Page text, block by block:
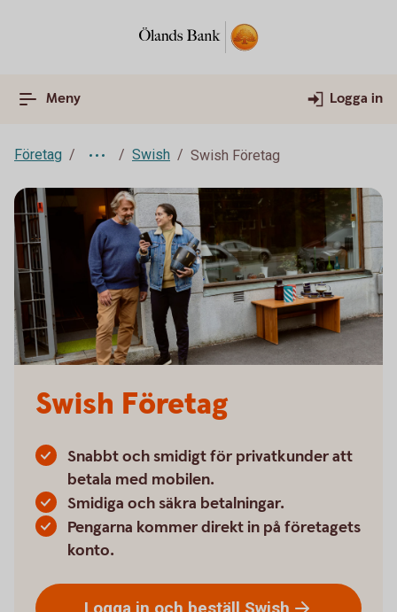
Meny Logga in
Företag Swish Swish Företag
Swish Företag
Snabbt och smidigt för privatkunder att
betala med mobilen.
Smidiga och säkra betalningar.
Pengarna kommer direkt in på företagets
konto.
Logga in och beställ Swish